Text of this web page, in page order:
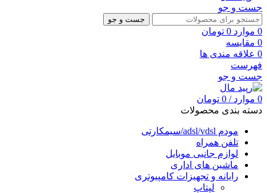
جست و جو
جست و جو
0 موارد 0 تومان
0 مقایسه
0 علاقه مندی ها
فهرست
جست و جو
0 موارد /
0 تومان
دسته بندی محصولات
مودم adsl/vdsl/سیمکارتی
تلفن همراه
لوازم جانبی موبایل
ماشین های اداری
رایانه و تجهیزات کامپیوتری
لپتاپ